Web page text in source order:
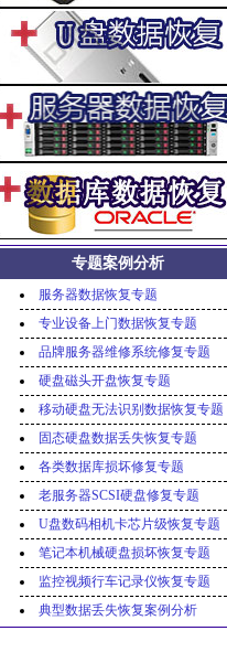
专题案例分析
服务器数据恢复专题
专业设备上门数据恢复专题
品牌服务器维修系统修复专题
硬盘磁头开盘恢复专题
移动硬盘无法识别数据恢复专题
固态硬盘数据丢失恢复专题
各类数据库损坏修复专题
老服务器SCSI硬盘修复专题
U盘数码相机卡芯片级恢复专题
笔记本机械硬盘损坏恢复专题
监控视频行车记录仪恢复专题
典型数据丢失恢复案例分析